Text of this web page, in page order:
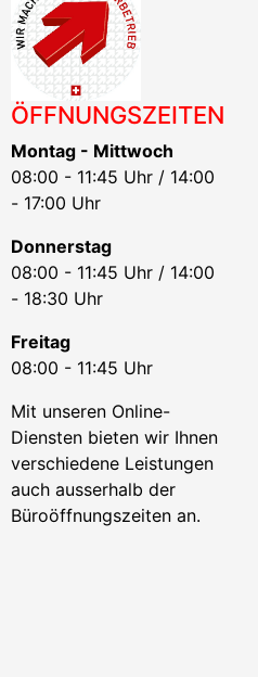
ÖFFNUNGSZEITEN
Montag - Mittwoch
08:00 - 11:45 Uhr / 14:00
- 17:00 Uhr
Donnerstag
08:00 - 11:45 Uhr / 14:00
- 18:30 Uhr
Freitag
08:00 - 11:45 Uhr
Mit unseren Online-
Diensten bieten wir Ihnen
verschiedene Leistungen
auch ausserhalb der
Büroöffnungszeiten an.